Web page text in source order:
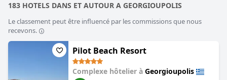
183 HOTELS DANS ET AUTOUR A GEORGIOUPOLIS
Le classement peut être influencé par les commissions que nous
recevons.
Pilot Beach Resort
Complexe hôtelier à Georgioupolis